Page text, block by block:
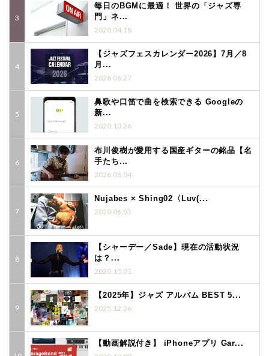
毎日のBGMに最適！ 世界の「ジャズ専
門」ネ...
2020.04.18
【ジャズフェスカレンダー2026】7月／8
月...
2026.06.27
鼻歌や口笛で曲を検索できる Googleの
新...
2020.10.26
布川俊樹が愛用する国産ギターの銘品【名
手たち...
2026.08.04
Nujabes × Shing02〈Luv(...
2020.06.05
【シャーデー／Sade】現在の活動状況
は？...
2020.10.01
【2025年】ジャズ アルバム BEST 5...
2025.12.26
【動画解説付き】 iPhoneアプリ Gar...